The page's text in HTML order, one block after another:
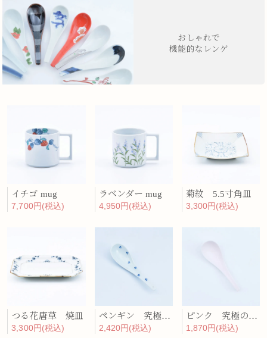
おしゃれで
機能的なレンゲ
イチゴ mug
7,700円(税込)
ラベンダー mug
4,950円(税込)
菊紋 5.5寸角皿
3,300円(税込)
つる花唐草 焼皿
3,300円(税込)
ペンギン 究極のレンゲ
2,420円(税込)
ピンク 究極のレンゲ
1,870円(税込)